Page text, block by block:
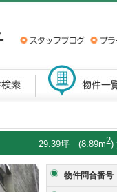
29.39坪 (8.89m2)
物件問合番号